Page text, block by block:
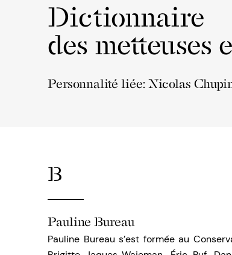
Dictionnaire
des metteuses
Personnalité liée: Nicolas
B
Pauline Bureau
Pauline Bureau s’est formée au